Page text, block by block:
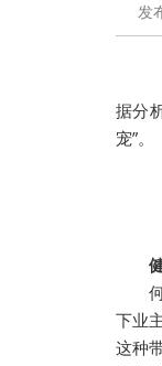
发
据分
宠”。
健
何
下业
这种